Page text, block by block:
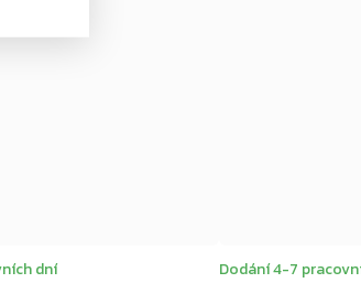
dní Dodání 4-7